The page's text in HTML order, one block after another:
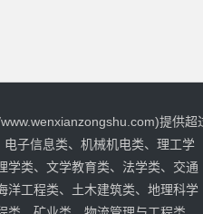
提供超
子信息类、机械机电类、理工学
学类、文学教育类、法学类、交通
洋工程类、土木建筑类、地理科学